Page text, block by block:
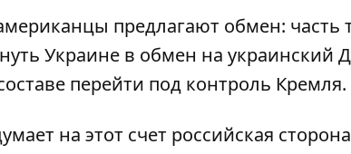
предлагают обмен: часть
Украине в обмен на украинский
перейти под контроль Кремля.
на этот счет российская